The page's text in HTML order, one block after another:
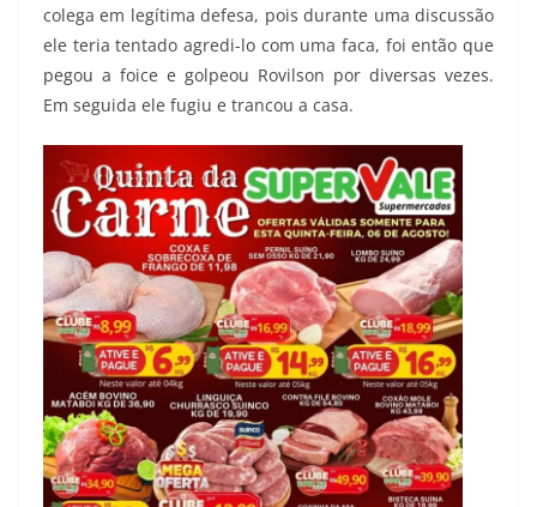
colega em legítima defesa, pois durante uma discussão
ele teria tentado agredi-lo com uma faca, foi então que
pegou a foice e golpeou Rovilson por diversas vezes.
Em seguida ele fugiu e trancou a casa.